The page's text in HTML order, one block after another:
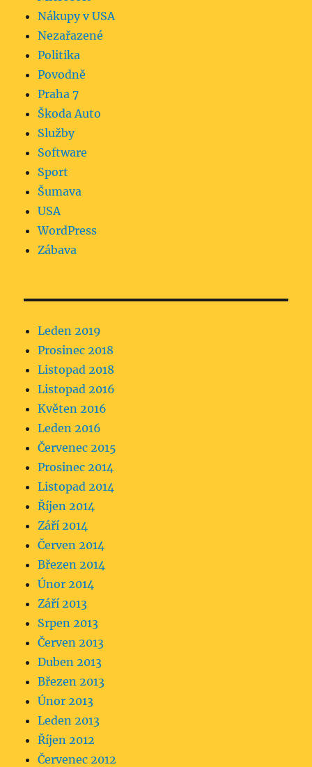
Nákupy v USA
Nezařazené
Politika
Povodně
Praha 7
Škoda Auto
Služby
Software
Sport
Šumava
USA
WordPress
Zábava
Leden 2019
Prosinec 2018
Listopad 2018
Listopad 2016
Květen 2016
Leden 2016
Červenec 2015
Prosinec 2014
Listopad 2014
Říjen 2014
Září 2014
Červen 2014
Březen 2014
Únor 2014
Září 2013
Srpen 2013
Červen 2013
Duben 2013
Březen 2013
Únor 2013
Leden 2013
Říjen 2012
Červenec 2012